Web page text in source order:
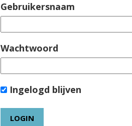
Gebruikersnaam
Wachtwoord
Ingelogd blijven